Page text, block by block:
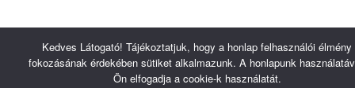
Kedves Látogató! Tájékoztatjuk, hogy a honlap felhasználói élmény
fokozásának érdekében sütiket alkalmazunk. A honlapunk
Ön elfogadja a cookie-k használatát.